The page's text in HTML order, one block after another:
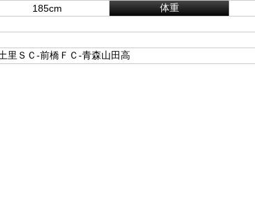
185cm
体重
里ＳＣ-前橋ＦＣ-青森山田高